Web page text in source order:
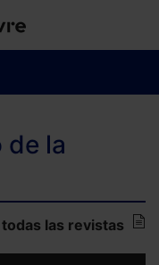
de la
todas las revistas